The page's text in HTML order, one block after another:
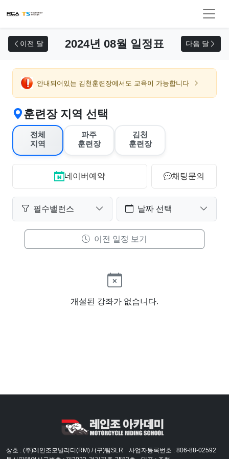
이전 달 2024년 08월 일정표 다음 달
안내되어있는 김천훈련장에서도 교육이 가능합니다
훈련장 지역 선택
전체
지역
파주
훈련장
김천
훈련장
네이버예약 채팅문의
필수밸런스 날짜 선택
이전 일정 보기
개설된 강좌가 없습니다.
상호 : (주)레인조모빌리티(RM) / (구)팀SLR
사업자등록번호 : 806-88-02592